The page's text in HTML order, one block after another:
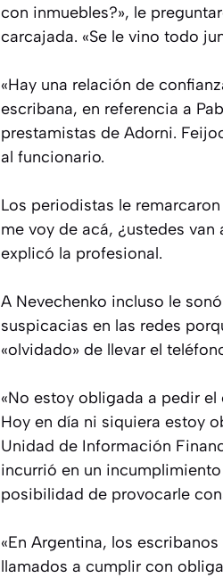
con inmuebles?», le
carcajada. «Se le vino todo
«Hay una relación de
escribana, en referencia a
prestamistas de Adorni.
al funcionario.
Los periodistas le
me voy de acá, ¿ustedes
explicó la profesional.
A Nevechenko incluso le
suspicacias en las redes
«olvidado» de llevar el
«No estoy obligada a pedir
Hoy en día ni siquiera estoy
Unidad de Información
incurrió en un
posibilidad de provocarle
«En Argentina, los
llamados a cumplir con